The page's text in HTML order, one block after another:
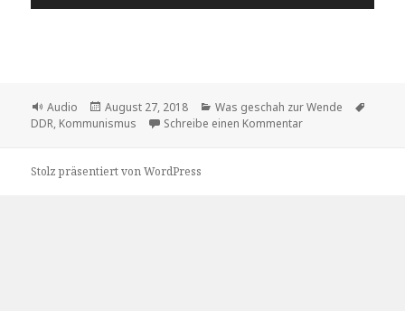
Format
Audio
Veröffentlicht
am
August 27, 2018 Kategorien
Was geschah zur Wende
DDR, Kommunismus Schreibe einen Kommentarzu Gerda und
Stolz präsentiert von WordPress